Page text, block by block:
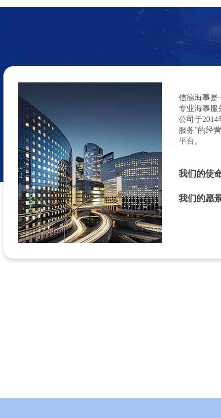
信德海事是
专业海事服
公司 于
服务”的经
平台。
我们的使
我们的愿